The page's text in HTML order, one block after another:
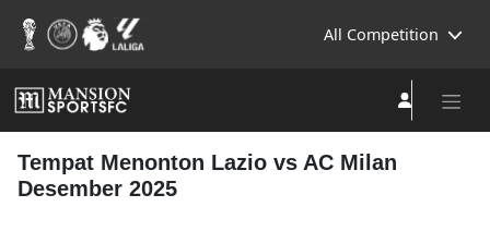
All Competition
Tempat Menonton Lazio vs AC Milan
Desember 2025